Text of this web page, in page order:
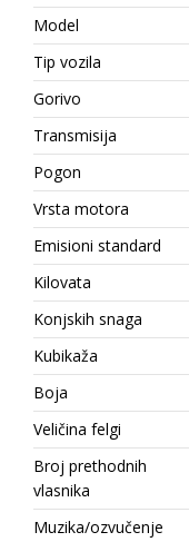
Model
Tip vozila
Gorivo
Transmisija
Pogon
Vrsta motora
Emisioni standard
Kilovata
Konjskih snaga
Kubikaža
Boja
Veličina felgi
Broj prethodnih
vlasnika
Muzika/ozvučenje